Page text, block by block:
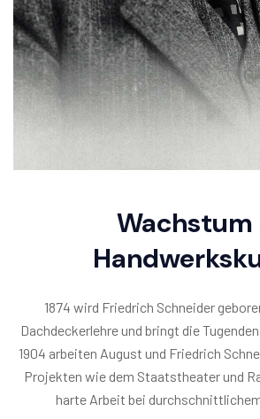
Wachstum
1874 wird Friedrich Schneider
Dachdeckerlehre und bringt die
1904 arbeiten August und Friedrich
Projekten wie dem Staatstheater und
harte Arbeit bei